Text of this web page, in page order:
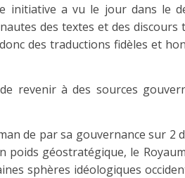
initiative a vu le jour dans le
des textes et des
des traductions fidèles et
revenir à des sources
de par sa gouvernance sur 2
géostratégique, le
sphères idéologiques